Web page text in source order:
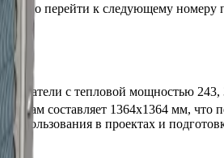
нужно перейти к следующему номеру
с тепловой мощностью 243,
составляет 1364x1364 мм, что
использования в проектах и